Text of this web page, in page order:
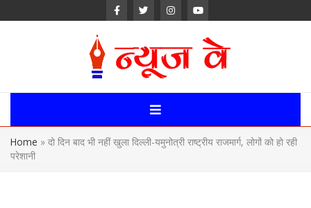
News Way:
Uttarakhand,
Uttar Pardesh,
Home » दो दिन बाद भी नहीं खुला दिल्ली-यमुनोत्री राष्ट्रीय राजमार्ग, लोगों को हो रही
परेशानी